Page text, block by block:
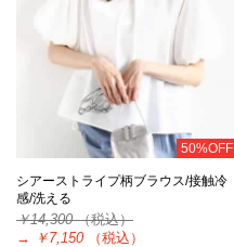
50%OFF
シアーストライプ柄ブラウス/接触冷
感/洗える
￥14,300（税込）
→
￥7,150 （税込）